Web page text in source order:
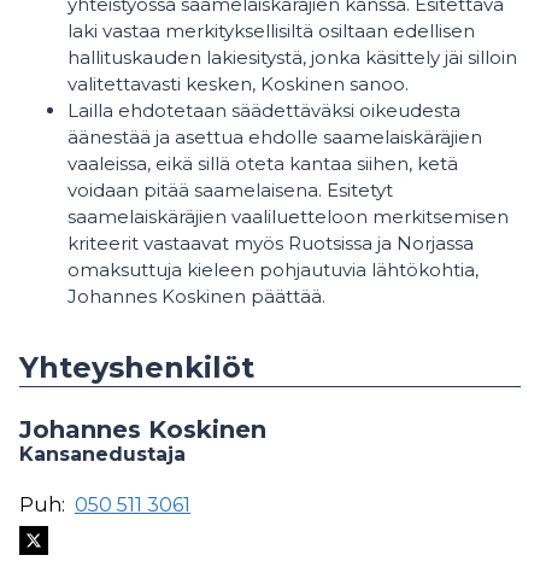
laki vastaa merkityksellisiltä osiltaan edellisen
hallituskauden lakiesitystä, jonka käsittely jäi silloin
valitettavasti kesken, Koskinen sanoo.
Lailla ehdotetaan säädettäväksi oikeudesta
äänestää ja asettua ehdolle saamelaiskäräjien
vaaleissa, eikä sillä oteta kantaa siihen, ketä
voidaan pitää saamelaisena. Esitetyt
saamelaiskäräjien vaaliluetteloon merkitsemisen
kriteerit vastaavat myös Ruotsissa ja Norjassa
omaksuttuja kieleen pohjautuvia lähtökohtia,
Johannes Koskinen päättää.
Yhteyshenkilöt
Johannes Koskinen
Kansanedustaja
Puh: 050 511 3061